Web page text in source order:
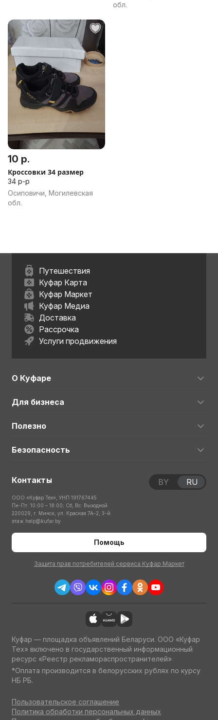
обл.
10 р.
Кроссовки 34 размер
34 р-р
Осиповичи, Могилевская
обл.
Путешествия
Куфар Карта
Куфар Маркет
Куфар Медиа
Доставка
Рассрочка
Услуги продвижения
О Куфаре
Для бизнеса
Полезно
Безопасность
Контакты
ООО «Куфар Тех», УНП 191767445
Пн-Пт: 10:00 – 18:00; Сб, Вс: Выходной
220029, г. Минск, ул. Красная 7А-2, 3-й
этаж help@kufar.by
Помощь
Защита прав потребителей сервиса Куфар Маркет
BY RU
Куфар — площадка объявлений Беларуси. ООО «Куфар
Тех» включено в государственный информационный
ресурс «Реестр рекламораспространителей»
*Оплата производится в белорусских рублях по курсу
НБ РБ.
Пользовательское соглашение
Политика обработки персональных данных